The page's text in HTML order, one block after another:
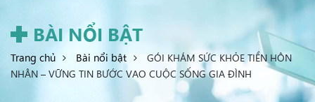
BÀI NỔI BẬT
Trang chủ Bài nổi bật
GÓI KHÁM SỨC KHỎE TIỀN HÔN
NHÂN – VỮNG TIN BƯỚC VAO CUỘC SỐNG GIA ĐÌNH